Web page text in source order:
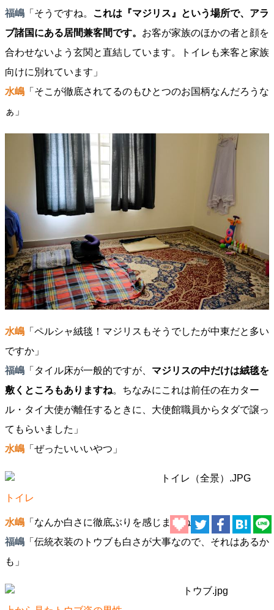
福嶋 「そうですね。 これは『マジリス』という場所で、アラ
ブ諸国にある居間兼客間です。 お客が家族のほかの者と顔を
合わせないよう玄関と直結しています。トイレも来客と家族
向けに別れています」
水嶋 「そこが徹底されてるのもひとつのお国柄なんだろうな
ぁ」
水嶋 「ペルシャ絨毯！マジリスもそうでしたが中東だと多い
ですか」
福嶋 「タイル床が一般的ですが、 マジリスの中だけは絨毯を
敷くところもありますね。ちなみにこれは前任の在カター
ル・タイ大使が離任するときに、大使館職員からタダで譲っ
てもらいました」
水嶋 「ぜったいいいやつ」
トイレ
水嶋 「なんか白さに徹底ぶりを感じますね」
福嶋 「伝統衣装のトウブも白さが大事なので、それはあるか
も」